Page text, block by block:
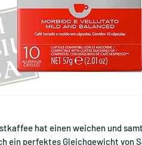
hat einen weichen und
ein perfektes Gleichgewicht von